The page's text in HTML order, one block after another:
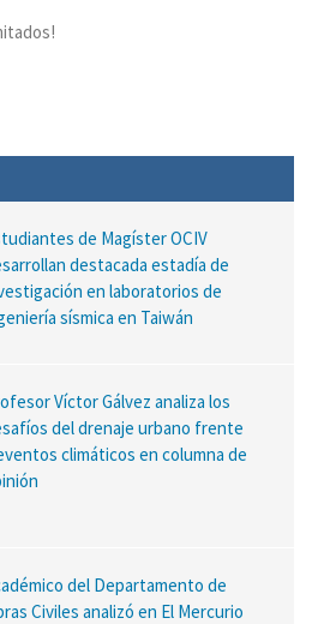
de Magíster OCIV
destacada estadía de
en laboratorios de
sísmica en Taiwán
Víctor Gálvez analiza los
del drenaje urbano frente
climáticos en columna de
del Departamento de
Civiles analizó en El Mercurio